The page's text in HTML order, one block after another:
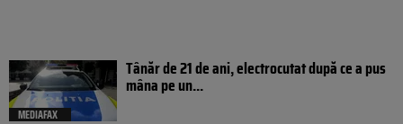
MEDIAFAX
Tânăr de 21 de ani, electrocutat după ce a pus
mâna pe un...